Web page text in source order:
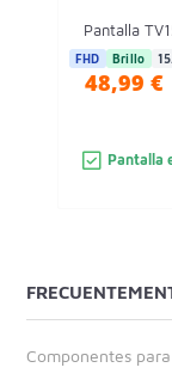
Pantalla
FHD Brillo
48,99 €
Pantalla
Componentes